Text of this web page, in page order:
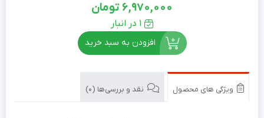
6,970,000 تومان
1 در انبار
افزودن به سبد خرید
ویژگی های محصول نقد و بررسی‌ها (0)